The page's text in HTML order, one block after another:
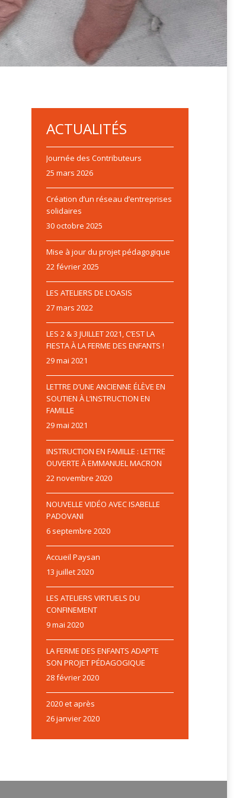
ACTUALITÉS
Journée des Contributeurs
25 mars 2026
Création d’un réseau d’entreprises
solidaires
30 octobre 2025
Mise à jour du projet pédagogique
22 février 2025
LES ATELIERS DE L’OASIS
27 mars 2022
LES 2 & 3 JUILLET 2021, C’EST LA
FIESTA À LA FERME DES ENFANTS !
29 mai 2021
LETTRE D’UNE ANCIENNE ÉLÈVE EN
SOUTIEN À L’INSTRUCTION EN
FAMILLE
29 mai 2021
INSTRUCTION EN FAMILLE : LETTRE
OUVERTE À EMMANUEL MACRON
22 novembre 2020
NOUVELLE VIDÉO AVEC ISABELLE
PADOVANI
6 septembre 2020
Accueil Paysan
13 juillet 2020
LES ATELIERS VIRTUELS DU
CONFINEMENT
9 mai 2020
LA FERME DES ENFANTS ADAPTE
SON PROJET PÉDAGOGIQUE
28 février 2020
2020 et après
26 janvier 2020